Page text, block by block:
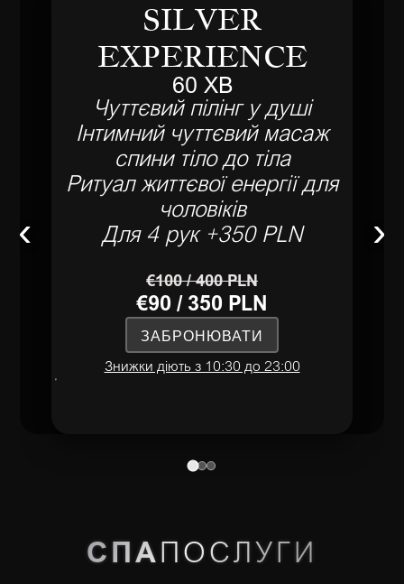
SILVER
EXPERIENCE
60 ХВ
Чуттєвий пілінг у душі
Інтимний чуттєвий масаж
спини тіло до тіла
Ритуал життєвої енергії для
чоловіків
Для 4 рук +350 PLN
€100 / 400 PLN
€90 / 350 PLN
ЗАБРОНЮВАТИ
Знижки діють з 10:30 до 23:00
‹ ›
СПАПОСЛУГИ